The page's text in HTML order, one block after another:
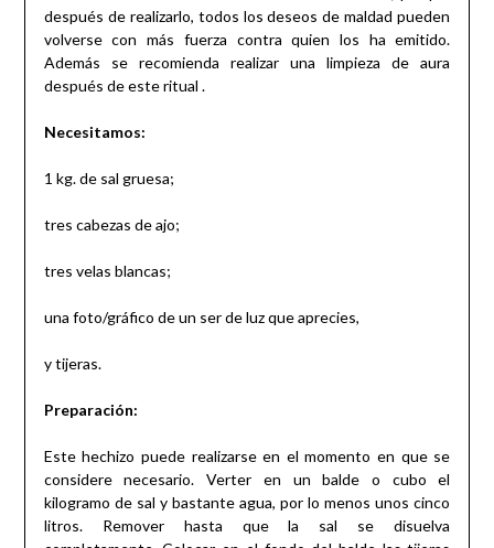
después de realizarlo, todos los deseos de maldad pueden
volverse con más fuerza contra quien los ha emitido.
Además se recomienda realizar una limpieza de aura
después de este ritual .
Necesitamos:
1 kg. de sal gruesa;
tres cabezas de ajo;
tres velas blancas;
una foto/gráfico de un ser de luz que aprecies,
y tijeras.
Preparación:
Este hechizo puede realizarse en el momento en que se
considere necesario. Verter en un balde o cubo el
kilogramo de sal y bastante agua, por lo menos unos cinco
litros. Remover hasta que la sal se disuelva